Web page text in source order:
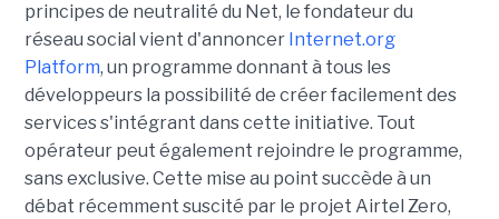
principes de neutralité du Net, le fondateur du
réseau social vient d'annoncer Internet.org
Platform, un programme donnant à tous les
développeurs la possibilité de créer facilement des
services s'intégrant dans cette initiative. Tout
opérateur peut également rejoindre le programme,
sans exclusive. Cette mise au point succède à un
débat récemment suscité par le projet Airtel Zero,